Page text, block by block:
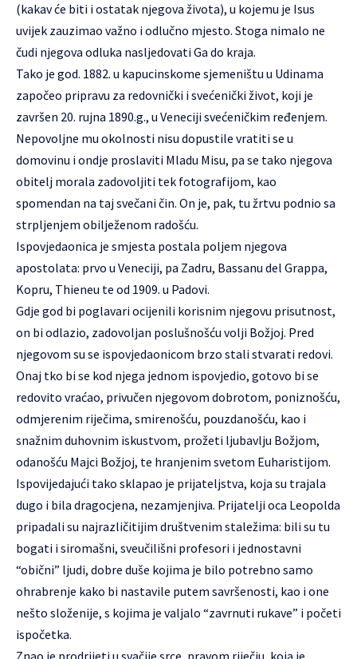
(kakav će biti i ostatak njegova života), u kojemu je Isus
uvijek zauzimao važno i odlučno mjesto. Stoga nimalo ne
čudi njegova odluka nasljedovati Ga do kraja.
Tako je god. 1882. u kapucinskome sjemeništu u Udinama
započeo pripravu za redovnički i svećenički život, koji je
završen 20. rujna 1890.g., u Veneciji svećeničkim ređenjem.
Nepovoljne mu okolnosti nisu dopustile vratiti se u
domovinu i ondje proslaviti Mladu Misu, pa se tako njegova
obitelj morala zadovoljiti tek fotografijom, kao
spomendan na taj svečani čin. On je, pak, tu žrtvu podnio sa
strpljenjem obilježenom radošću.
Ispovjedaonica je smjesta postala poljem njegova
apostolata: prvo u Veneciji, pa Zadru, Bassanu del Grappa,
Kopru, Thieneu te od 1909. u Padovi.
Gdje god bi poglavari ocijenili korisnim njegovu prisutnost,
on bi odlazio, zadovoljan poslušnošću volji Božjoj. Pred
njegovom su se ispovjedaonicom brzo stali stvarati redovi.
Onaj tko bi se kod njega jednom ispovjedio, gotovo bi se
redovito vraćao, privučen njegovom dobrotom, poniznošću,
odmjerenim riječima, smirenošću, pouzdanošću, kao i
snažnim duhovnim iskustvom, prožeti ljubavlju Božjom,
odanošću Majci Božjoj, te hranjenim svetom Euharistijom.
Ispovijedajući tako sklapao je prijateljstva, koja su trajala
dugo i bila dragocjena, nezamjenjiva. Prijatelji oca Leopolda
pripadali su najrazličitijim društvenim staležima: bili su tu
bogati i siromašni, sveučilišni profesori i jednostavni
“obični” ljudi, dobre duše kojima je bilo potrebno samo
ohrabrenje kako bi nastavile putem savršenosti, kao i one
nešto složenije, s kojima je valjalo “zavrnuti rukave” i početi
ispočetka.